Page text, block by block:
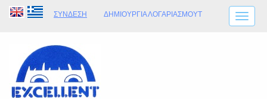
ΣΎΝΔΕΣΗ ΔΗΜΙΟΥΡΓΊΑ ΛΟΓΑΡΙΑΣΜΟΎT
ΩΡΆΡΙΟ ΚΑΤΑΣΤΉΜΑΤΟΣ
ΦΥΣΙΚΌ ΚΑΤΆΣΤΗΜΑ